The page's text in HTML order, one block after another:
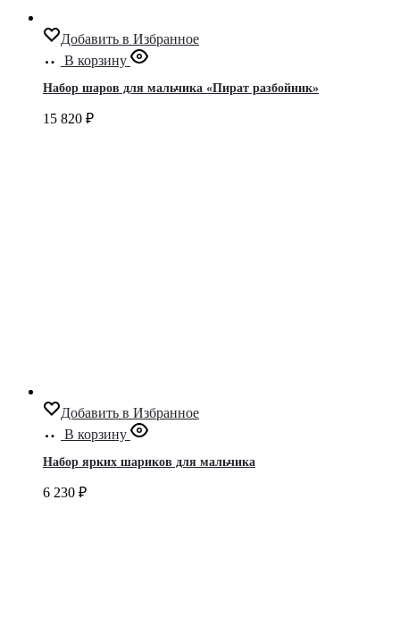
Добавить в Избранное
В корзину
Набор шаров для мальчика «Пират разбойник»
15 820 ₽
Добавить в Избранное
В корзину
Набор ярких шариков для мальчика
6 230 ₽